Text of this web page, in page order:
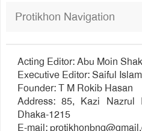
Protikhon Navigation
Acting Editor: Abu Moin
Executive Editor: Saiful Islam
Founder: T M Rokib Hasan
Address: 85, Kazi Nazrul
Dhaka-1215
E-mail: